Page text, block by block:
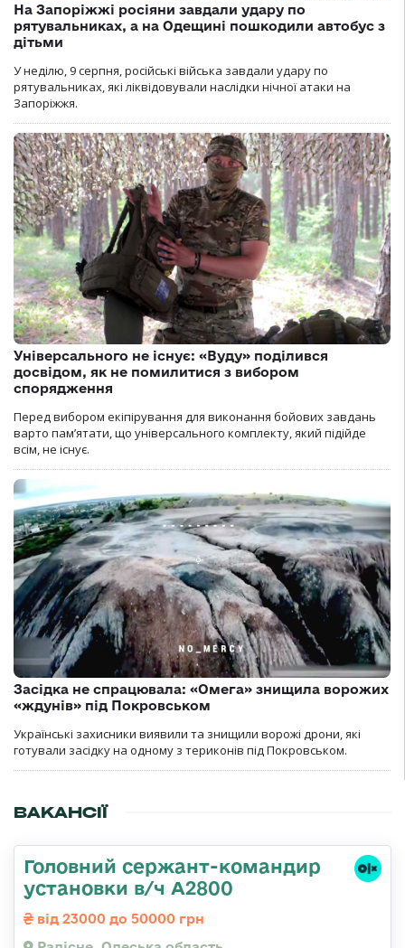
На Запоріжжі росіяни завдали удару по
рятувальниках, а на Одещині пошкодили автобус з
дітьми
У неділю, 9 серпня, російські війська завдали удару по
рятувальниках, які ліквідовували наслідки нічної атаки на
Запоріжжя.
Універсального не існує: «Вуду» поділився
досвідом, як не помилитися з вибором
спорядження
Перед вибором екіпірування для виконання бойових завдань
варто пам’ятати, що універсального комплекту, який підійде
всім, не існує.
Засідка не спрацювала: «Омега» знищила ворожих
«ждунів» під Покровськом
Українські захисники виявили та знищили ворожі дрони, які
готували засідку на одному з териконів під Покровськом.
ВАКАНСІЇ
Головний сержант-командир
установки в/ч А2800
від 23000 до 50000 грн